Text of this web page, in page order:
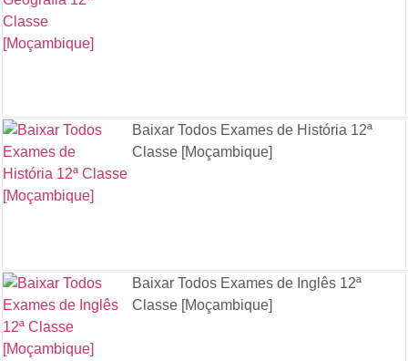
Baixar Todos Exames de História 12ª
Classe [Moçambique]
Baixar Todos Exames de Inglês 12ª
Classe [Moçambique]